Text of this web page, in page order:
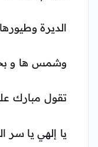
الديرة وطيورها
وشمس ها و
تقول مبارك
يا إلهي يا سر